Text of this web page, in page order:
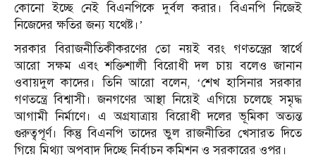
কোনো ইচ্ছে নেই বিএনপিকে দুর্বল করার। বিএনপি নিজেই
নিজেদের ক্ষতির জন্য যথেষ্ট।’
সরকার বিরাজনীতিকীকরণের তো নয়ই বরং গণতন্ত্রের স্বার্থে
আরো সক্ষম এবং শক্তিশালী বিরোধী দল চায় বলেও জানান
ওবায়দুল কাদের। তিনি আরো বলেন, ‘শেখ হাসিনার সরকার
গণতন্ত্রে বিশ্বাসী। জনগণের আস্থা নিয়েই এগিয়ে চলেছে সমৃদ্ধ
আগামী নির্মাণে। এ অগ্রযাত্রায় বিরোধী দলের ভূমিকা অত্যন্ত
গুরুত্বপূর্ণ। কিন্তু বিএনপি তাদের ভুল রাজনীতির খেসারত দিতে
গিয়ে মিথ্যা অপবাদ দিচ্ছে নির্বাচন কমিশন ও সরকারের ওপর।